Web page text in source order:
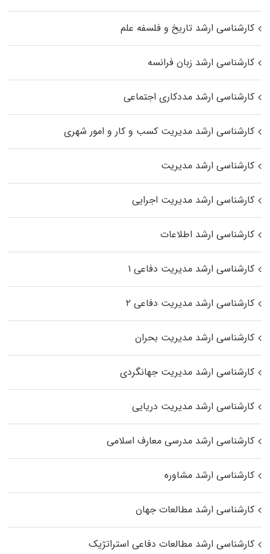
کارشناسی ارشد تاریخ و فلسفه علم
کارشناسی ارشد زبان فرانسه
کارشناسی ارشد مددکاری اجتماعی
کارشناسی ارشد مدیریت کسب و کار و امور شهری
کارشناسی ارشد مدیریت
کارشناسی ارشد مدیریت اجرایی
کارشناسی ارشد اطلاعات
کارشناسی ارشد مدیریت دفاعی ۱
کارشناسی ارشد مدیریت دفاعی ۲
کارشناسی ارشد مدیریت بحران
کارشناسی ارشد مدیریت جهانگردی
کارشناسی ارشد مدیریت دریایی
کارشناسی ارشد مدرسی معارف اسلامی
کارشناسی ارشد مشاوره
کارشناسی ارشد مطالعات جهان
کارشناسی ارشد مطالعات دفاعی استراتژیک